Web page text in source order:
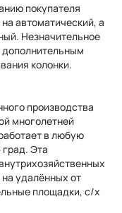
покупателя
автоматический, а
Незначительное
дополнительным
колонки.
производства
многолетней
в любую
град. Эта
на удалённых от
площадки, с/х